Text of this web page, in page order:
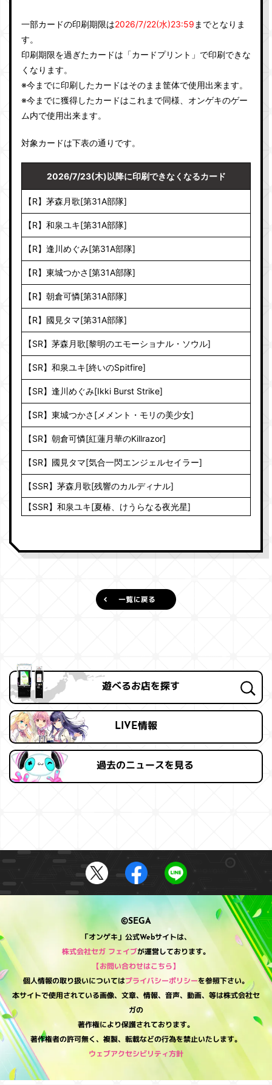
一部カードの印刷期限は2026/7/22(水)23:59 までとなりま
す。
印刷期限を過ぎたカードは「カードプリント」で印刷できな
くなります。
※今までに印刷したカードはそのまま筐体で使用出来ます。
※今までに獲得したカードはこれまで同様、オンゲキのゲー
ム内で使用出来ます。
対象カードは下表の通りです。
2026/7/23(木)以降に印刷できなくなるカード
【R】茅森月歌[第31A部隊]
【R】和泉ユキ[第31A部隊]
【R】逢川めぐみ[第31A部隊]
【R】東城つかさ[第31A部隊]
【R】朝倉可憐[第31A部隊]
【R】國見タマ[第31A部隊]
【SR】茅森月歌[黎明のエモーショナル・ソウル]
【SR】和泉ユキ[終いのSpitfire]
【SR】逢川めぐみ[Ikki Burst Strike]
【SR】東城つかさ[メメント・モリの美少女]
【SR】朝倉可憐[紅蓮月華のKillrazor]
【SR】國見タマ[気合一閃エンジェルセイラー]
【SSR】茅森月歌[残響のカルディナル]
【SSR】和泉ユキ[夏椿、けうらなる夜光星]
遊べるお店を探す
LIVE情報
過去のニュースを見る
©SEGA
「オンゲキ」公式Webサイトは、
株式会社セガ フェイブが運営しております。
【お問い合わせはこちら】
個人情報の取り扱いについてはプライバシーポリシーを参照下さい。
本サイトで使用されている画像、文章、情報、音声、動画、等は株式会社セ
ガの
著作権により保護されております。
著作権者の許可無く、複製、転載などの行為を禁止いたします。
ウェブアクセシビリティ方針